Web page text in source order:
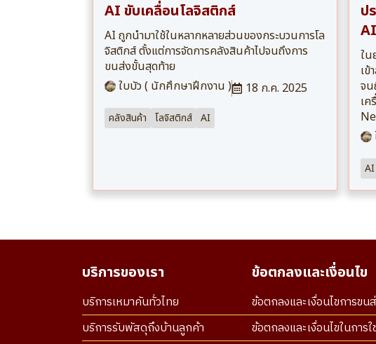
AI ขับเคลื่อนโลจิสติกส์
AI ถูกนำมาใช้ในหลากหลายส่วนของกระบวนการโล
จิสติกส์ ตั้งแต่การจัดการคลังสินค้าไปจนถึงการ
ขนส่งขั้นสุดท้าย
ใบบัว ( นักศึกษาฝึกงาน )
18 ก.ค. 2025
คลังสินค้า โลจิสติกส์ AI
ป
AI
ใ
เข้
จน
เ
AI
บริการของเรา
บริการเหมาคันทั่วไทย
บริการรับพัสดุถึงบ้านลูกค้า
ข้อตกลงและเงื่อนไข
ข้อตกลงและเงื่อนไขการขน
ข้อตกลงและเงื่อนไขในการ